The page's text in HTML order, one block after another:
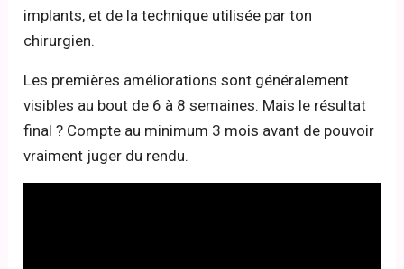
implants, et de la technique utilisée par ton
chirurgien.
Les premières améliorations sont généralement
visibles au bout de 6 à 8 semaines. Mais le résultat
final ? Compte au minimum 3 mois avant de pouvoir
vraiment juger du rendu.